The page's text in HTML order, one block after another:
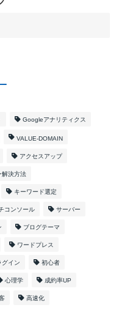
Googleアナリティクス
VALUE-DOMAIN
アクセスアップ
解決方法
キーワード選定
コンソール サーバー
ブログテーマ
ワードプレス
グイン 初心者
心理学 成約率UP
高速化